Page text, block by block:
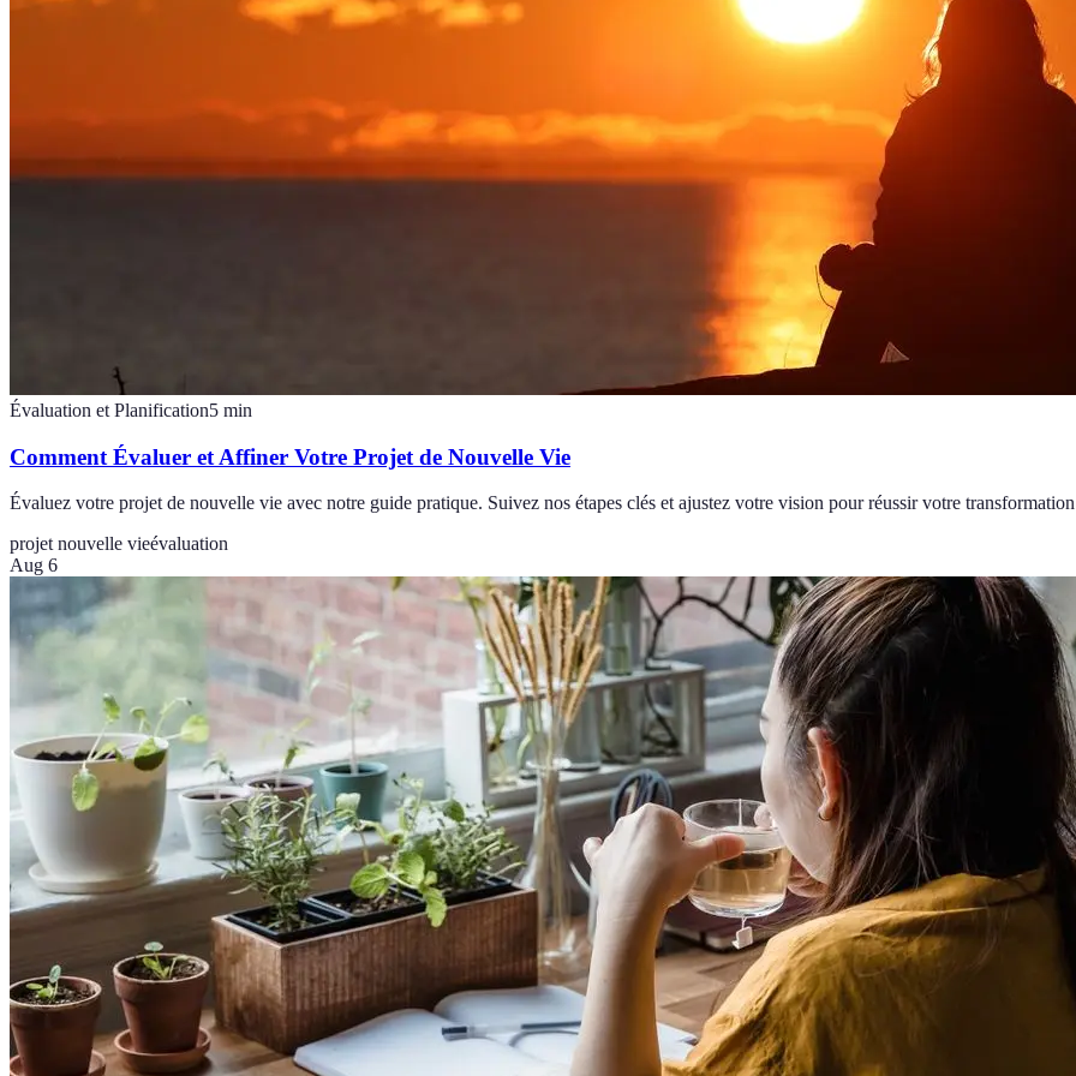
Évaluation et Planification5 min
Comment Évaluer et Affiner Votre Projet de Nouvelle Vie
Évaluez votre projet de nouvelle vie avec notre guide pratique. Suivez nos étapes clés et ajustez votre vision pour réussir votre
projet nouvelle vieévaluation
Aug 6